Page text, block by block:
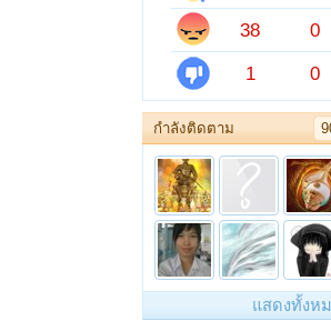
38
0
1
0
กำลังติดตาม
แสดงทั้งห